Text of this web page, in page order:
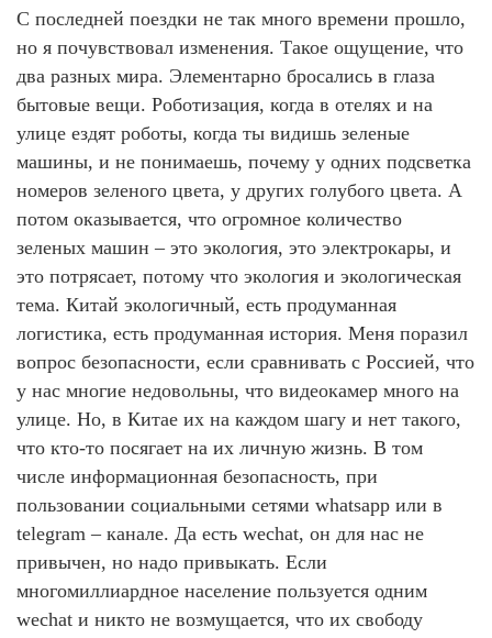
С последней поездки не так много времени прошло,
но я почувствовал изменения. Такое ощущение, что
два разных мира. Элементарно бросались в глаза
бытовые вещи. Роботизация, когда в отелях и на
улице ездят роботы, когда ты видишь зеленые
машины, и не понимаешь, почему у одних подсветка
номеров зеленого цвета, у других голубого цвета. А
потом оказывается, что огромное количество
зеленых машин – это экология, это электрокары, и
это потрясает, потому что экология и экологическая
тема. Китай экологичный, есть продуманная
логистика, есть продуманная история. Меня поразил
вопрос безопасности, если сравнивать с Россией, что
у нас многие недовольны, что видеокамер много на
улице. Но, в Китае их на каждом шагу и нет такого,
что кто-то посягает на их личную жизнь. В том
числе информационная безопасность, при
пользовании социальными сетями whatsapp или в
telegram – канале. Да есть wechat, он для нас не
привычен, но надо привыкать. Если
многомиллиардное население пользуется одним
wechat и никто не возмущается, что их свободу